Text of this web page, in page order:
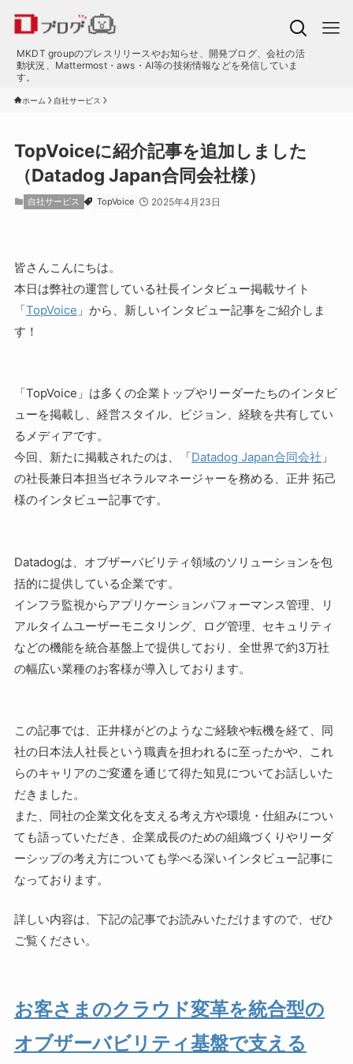
MKDT groupのプレスリリースやお知らせ、開発ブログ、会社の活
動状況、Mattermost・aws・AI等の技術情報などを発信していま
す。
ホーム 自社サービス
TopVoiceに紹介記事を追加しました
（Datadog Japan合同会社様）
自社サービス TopVoice 2025年4月23日
皆さんこんにちは。
本日は弊社の運営している社長インタビュー掲載サイト
「TopVoice 」から、新しいインタビュー記事をご紹介しま
す！
「TopVoice」は多くの企業トップやリーダーたちのインタビ
ューを掲載し、経営スタイル、ビジョン、経験を共有してい
るメディアです。
今回、新たに掲載されたのは、「Datadog Japan合同会社 」
の社長兼日本担当ゼネラルマネージャーを務める、正井 拓己
様のインタビュー記事です。
Datadogは、オブザーバビリティ領域のソリューションを包
括的に提供している企業です。
インフラ監視からアプリケーションパフォーマンス管理、リ
アルタイムユーザーモニタリング、ログ管理、セキュリティ
などの機能を統合基盤上で提供しており、全世界で約3万社
の幅広い業種のお客様が導入しております。
この記事では、正井様がどのようなご経験や転機を経て、同
社の日本法人社長という職責を担われるに至ったかや、これ
らのキャリアのご変遷を通じて得た知見についてお話しいた
だきました。
また、同社の企業文化を支える考え方や環境・仕組みについ
ても語っていただき、企業成長のための組織づくりやリーダ
ーシップの考え方についても学べる深いインタビュー記事に
なっております。
詳しい内容は、下記の記事でお読みいただけますので、ぜひ
ご覧ください。
お客さまのクラウド変革を統合型の
オブザーバビリティ基盤で支える